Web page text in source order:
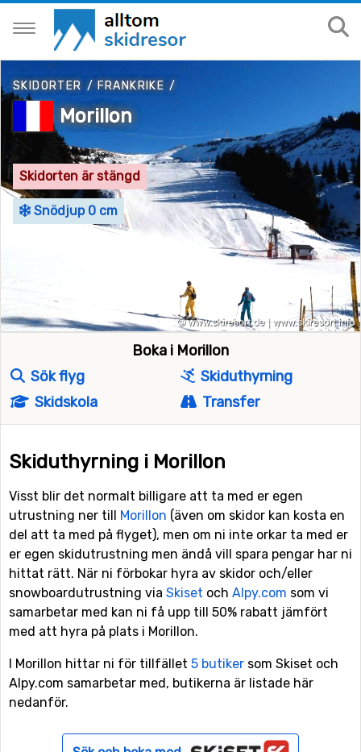
SKIDORTER / FRANKRIKE /
Morillon
Skidorten är stängd
Snödjup 0 cm
Boka i Morillon
Sök flyg
Skiduthyrning
Skidskola
Transfer
Skiduthyrning i Morillon
Visst blir det normalt billigare att ta med er egen
utrustning ner till Morillon (även om skidor kan kosta en
del att ta med på flyget), men om ni inte orkar ta med er
er egen skidutrustning men ändå vill spara pengar har ni
hittat rätt. När ni förbokar hyra av skidor och/eller
snowboardutrustning via Skiset och Alpy.com som vi
samarbetar med kan ni få upp till 50% rabatt jämfört
med att hyra på plats i Morillon.
I Morillon hittar ni för tillfället 5 butiker som Skiset och
Alpy.com samarbetar med, butikerna är listade här
nedanför.